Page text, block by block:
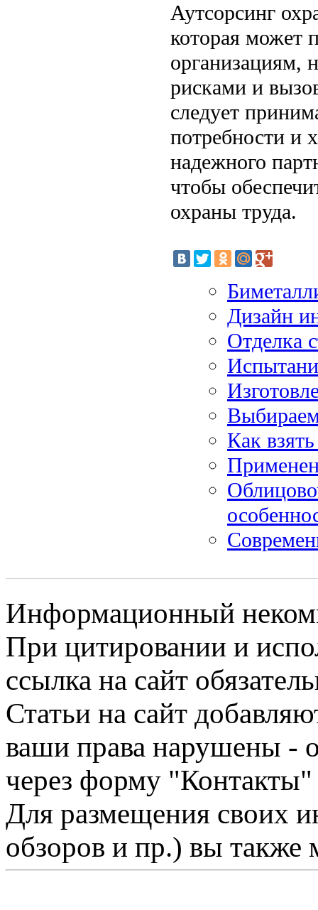
Аутсорсинг
которая может
организациям,
рисками и
следует
потребности и
надежного
чтобы
охраны труда.
Дизайн
Отделка
Как
Информационный
При цитировании и
ссылка на сайт
Статьи на сайт
ваши права нарушены -
через форму "Контакты"
Для размещения своих
обзоров и пр.) вы также